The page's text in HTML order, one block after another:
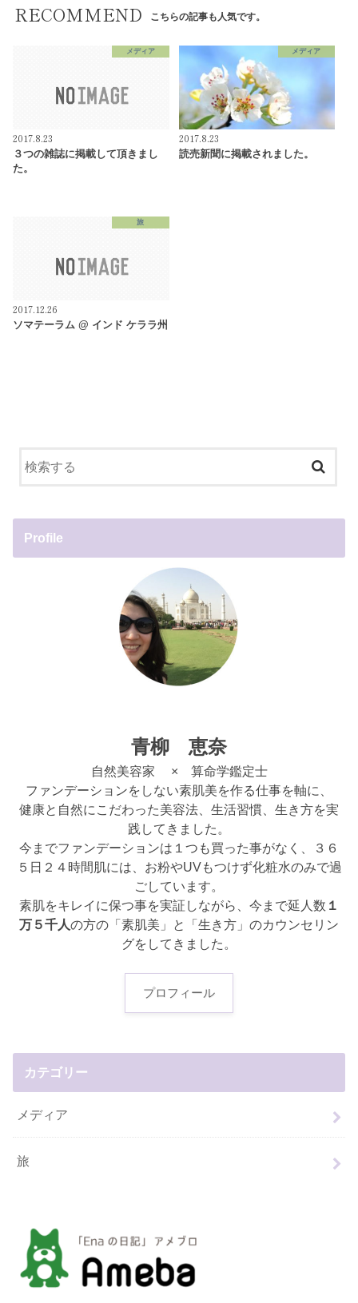
RECOMMEND こちらの記事も人気です。
メディア
2017.8.23
３つの雑誌に掲載して頂きまし
た。
メディア
2017.8.23
読売新聞に掲載されました。
旅
2017.12.26
ソマテーラム @ インド ケララ州
Profile
青柳 恵奈
自然美容家 × 算命学鑑定士
ファンデーションをしない素肌美を作る仕事を軸に、
健康と自然にこだわった美容法、生活習慣、生き方を実
践してきました。
今までファンデーションは１つも買った事がなく、３６
５日２４時間肌には、お粉やUVもつけず化粧水のみで過
ごしています。
素肌をキレイに保つ事を実証しながら、今まで延人数 １
万５千人の方の「素肌美」と「生き方」のカウンセリン
グをしてきました。
プロフィール
カテゴリー
メディア
旅